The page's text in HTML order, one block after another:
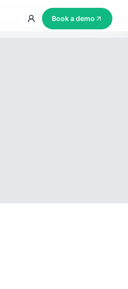
Book a demo